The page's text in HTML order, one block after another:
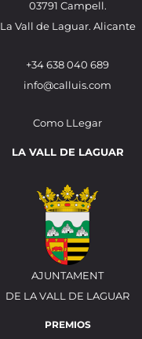
03791 Campell.
La Vall de Laguar. Alicante
+34 638 040 689
info@calluis.com
Como LLegar
LA VALL DE LAGUAR
AJUNTAMENT
DE LA VALL DE LAGUAR
PREMIOS